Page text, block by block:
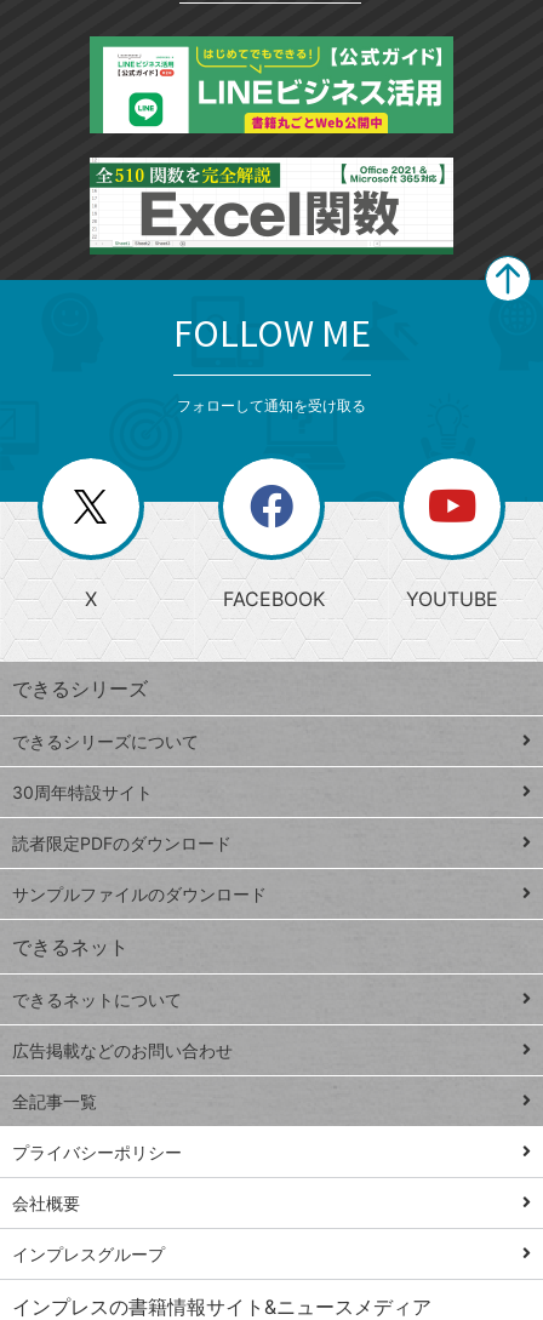
じ
る
search
検
索
上
昇
ワ
ー
ド
Google
スプレ
ッドシ
ート
iPhone
VLOOKUP
close
閉じ
る
閉
じ
る
ー
か
ら
探
す
ト
ッ
プ
ペ
ジ
連載
Excel Q&A
トイアンナ流仕
事術
PowerAutomate
ではじめる業務
の完全自動化
AI議事録作成術
Windows 11
Q&A
FOLLOW ME
フォローして通知を受け取る
X FACEBOOK YOUTUBE
できるシリーズ
できるシリーズについて
30周年特設サイト
読者限定PDFのダウンロード
サンプルファイルのダウンロード
できるネット
できるネットについて
広告掲載などのお問い合わせ
全記事一覧
プライバシーポリシー
会社概要
インプレスグループ
インプレスの書籍情報サイト&ニュースメディア